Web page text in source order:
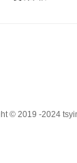
© 2019 -2024